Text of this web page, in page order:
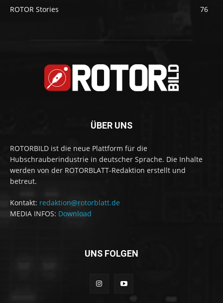
ROTOR Stories
76
ÜBER UNS
ROTORBILD ist die neue Plattform für die
Hubschrauberindustrie in deutscher Sprache. Die Inhalte
werden von der ROTORBLATT-Redaktion erstellt und
betreut.
Kontakt: redaktion@rotorblatt.de
MEDIA INFOS: Download
UNS FOLGEN